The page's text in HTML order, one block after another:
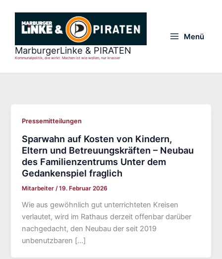
springen
MarburgerLinke & PIRATEN
Kommunalpolitik, die wirkt: Machen ist wie wollen, nur krasser
Menü
Pressemitteilungen
Sparwahn auf Kosten von Kindern,
Eltern und Betreuungskräften – Neubau
des Familienzentrums Unter dem
Gedankenspiel fraglich
Mitarbeiter/19. Februar 2026
Wie aus gewöhnlich gut unterrichteten Kreisen
verlautet, wird im Rathaus derzeit offenbar darüber
nachgedacht, den Neubau der seit 2019
unbenutzbaren […]